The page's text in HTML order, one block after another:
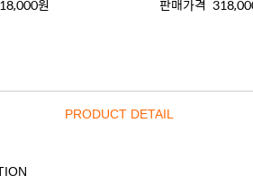
원 판매가격
PRODUCT DETAIL